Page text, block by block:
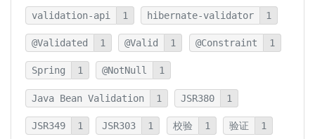
validation-api 1 hibernate-validator 1
@Validated 1 @Valid 1 @Constraint 1
Spring 1 @NotNull 1
Java Bean Validation 1 JSR380 1
JSR349 1 JSR303 1 校验 1 验证 1